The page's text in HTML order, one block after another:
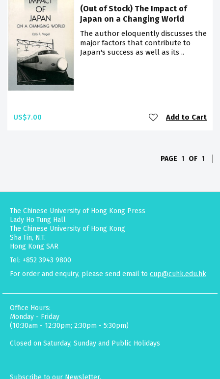
(Out of Stock) The Impact of
Japan on a Changing World
The author eloquently discusses the
major factors that contribute to
Japan's success as well as its ..
US$7.00 Add to Cart
PAGE 1 OF 1
The Chinese University of Hong Kong Press
Lady Ho Tung Hall
The Chinese University of Hong Kong
Sha Tin, N.T.
Hong Kong SAR
Tel: +852 3943 9800
For order and enquiry, please send email to cup@cuhk.edu.hk
Office Hours:
Monday - Friday
(10:30am - 12:30pm; 2:30pm - 5:30pm)
Closed on Saturday, Sunday and Public Holidays
Subscribe to our Newsletter.